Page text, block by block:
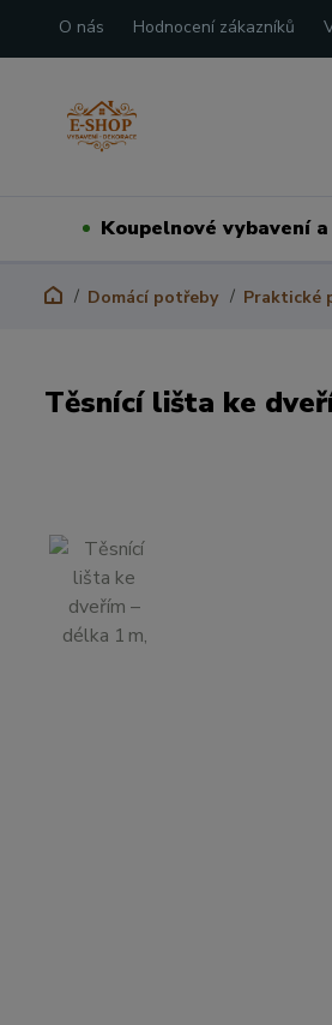
O nás Hodnocení zákazníků
Koupelnové vybavení
Domácí potřeby Praktické
Těsnící lišta ke